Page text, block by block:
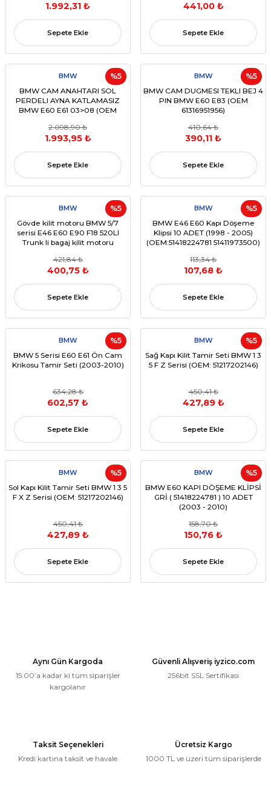
1.992,31 ₺
Sepete Ekle
441,00 ₺
Sepete Ekle
%5
BMW
BMW CAM ANAHTARI SOL
PERDELI AYNA KATLAMASIZ
BMW E60 E61 03>08 (OEM
2.098,90 ₺
1.993,95 ₺
Sepete Ekle
%5
BMW
BMW CAM DUGMESI TEKLI BEJ 4
PIN BMW E60 E83 (OEM
61316951956)
410,64 ₺
390,11 ₺
Sepete Ekle
%5
BMW
Gövde kilit motoru BMW 5/7
serisi E46 E60 E90 F18 520LI
Trunk li bagaj kilit motoru
421,84 ₺
400,75 ₺
Sepete Ekle
%5
BMW
BMW E46 E60 Kapı Döşeme
Klipsi 10 ADET (1998 - 2005)
(OEM:51418224781 51411973500)
113,34 ₺
107,68 ₺
Sepete Ekle
%5
BMW
BMW 5 Serisi E60 E61 Ön Cam
Krikosu Tamir Seti (2003-2010)
634,28 ₺
602,57 ₺
Sepete Ekle
%5
BMW
Sağ Kapı Kilit Tamir Seti BMW 1 3
5 F Z Serisi (OEM: 51217202146)
450,41 ₺
427,89 ₺
Sepete Ekle
%5
BMW
Sol Kapı Kilit Tamir Seti BMW 1 3 5
F X Z Serisi (OEM: 51217202146)
450,41 ₺
427,89 ₺
Sepete Ekle
%5
BMW
BMW E60 KAPI DÖŞEME KLİPSİ
GRİ ( 51418224781 ) 10 ADET
(2003 - 2010)
158,70 ₺
150,76 ₺
Sepete Ekle
Aynı Gün Kargoda
15:00’a kadar ki tüm siparişler
kargolanır
Güvenli Alışveriş iyzico.com
256bit SSL Sertifikası
Taksit Seçenekleri
Kredi kartına taksit ve havale
Ücretsiz Kargo
1000 TL ve üzeri tüm siparişlerde